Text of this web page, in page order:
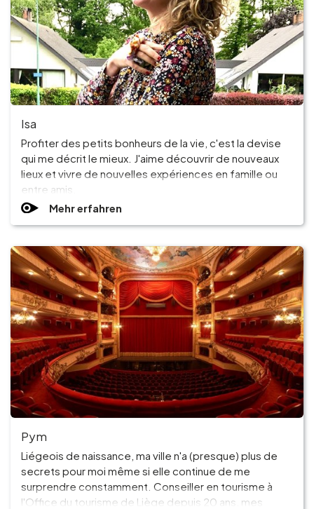
Folgen Sie uns
Gruppen und Reiseveranstalter
EN NL DE
Isa
Profiter des petits bonheurs de la vie, c'est la devise
qui me décrit le mieux. J'aime découvrir de nouveaux
lieux et vivre de nouvelles expériences en famille ou
entre amis.
Mehr erfahren
Pym
Liégeois de naissance, ma ville n'a (presque) plus de
secrets pour moi même si elle continue de me
surprendre constamment. Conseiller en tourisme à
l'Office du tourisme de Liège depuis 20 ans, mes